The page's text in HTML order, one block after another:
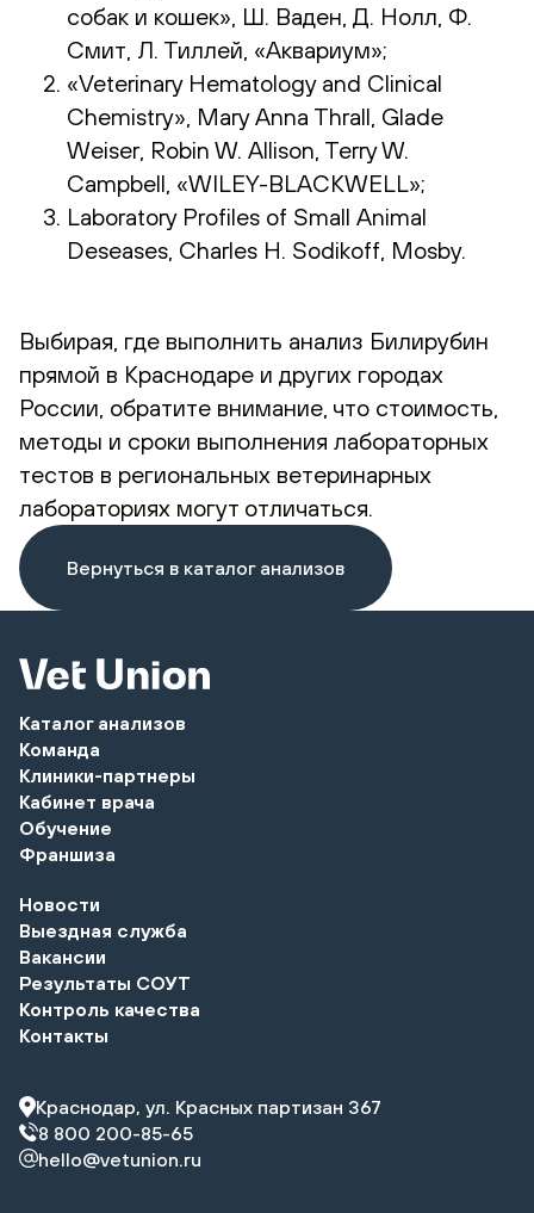
собак и кошек», Ш. Ваден, Д. Нолл, Ф.
Смит, Л. Тиллей, «Аквариум»;
«Veterinary Hematology and Clinical
Chemistry», Mary Anna Thrall, Glade
Weiser, Robin W. Allison, Terry W.
Campbell, «WILEY-BLACKWELL»;
Laboratory Profiles of Small Animal
Deseases, Charles H. Sodikoff, Mosby.
Выбирая, где выполнить анализ Билирубин
прямой в Краснодаре и других городах
России, обратите внимание, что стоимость,
методы и сроки выполнения лабораторных
тестов в региональных ветеринарных
лабораториях могут отличаться.
Вернуться в каталог анализов
Каталог анализов
Команда
Клиники-партнеры
Кабинет врача
Обучение
Франшиза
Новости
Выездная служба
Вакансии
Результаты СОУТ
Контроль качества
Контакты
Краснодар, ул. Красных партизан 367
8 800 200-85-65
hello@vetunion.ru